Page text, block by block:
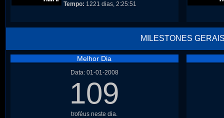
Tempo: 1221 dias, 2:25:51
MILESTONES
Melhor Dia
Data: 01-01-2008
109
troféus neste dia.